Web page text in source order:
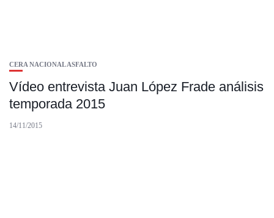
CERA NACIONAL ASFALTO
Vídeo entrevista Juan López Frade análisis
temporada 2015
14/11/2015